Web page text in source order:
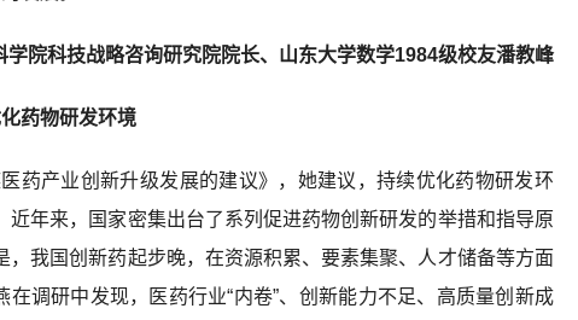
院科技战略咨询研究院院长、山东大学数学1984级校友潘教峰
药物研发环境
药产业创新升级发展的建议》，她建议，持续优化药物研发环
年来，国家密集出台了系列促进药物创新研发的举措和指导原
我国创新药起步晚，在资源积累、要素集聚、人才储备等方面
调研中发现，医药行业“内卷”、创新能力不足、高质量创新成